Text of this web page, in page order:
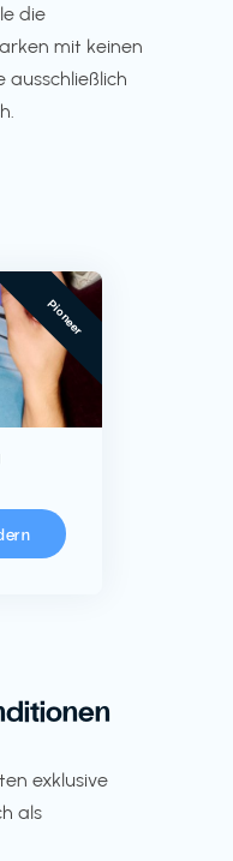
die
mit keinen
ausschließlich
exklusive
als
Pioneer